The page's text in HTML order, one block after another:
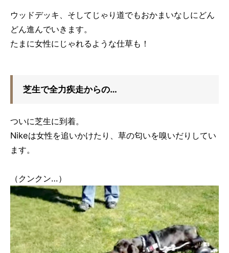
ウッドデッキ、そしてじゃり道でもおかまいなしにどん
どん進んでいきます。
たまに女性にじゃれるような仕草も！
芝生で全力疾走からの…
ついに芝生に到着。
Nikeは女性を追いかけたり、草の匂いを嗅いだりしてい
ます。
（クンクン…）